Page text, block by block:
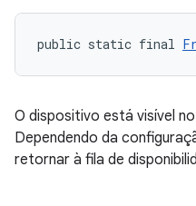
public static final
O dispositivo está visível
Dependendo da
retornar à fila de